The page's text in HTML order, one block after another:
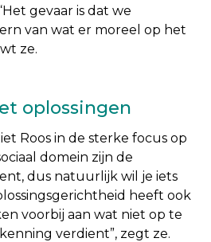
Het gevaar is dat we
van wat er moreel op het
ze.
oplossingen
Roos in de sterke focus op
domein zijn de
dus natuurlijk wil je iets
heeft ook
voorbij aan wat niet op te
verdient”, zegt ze.